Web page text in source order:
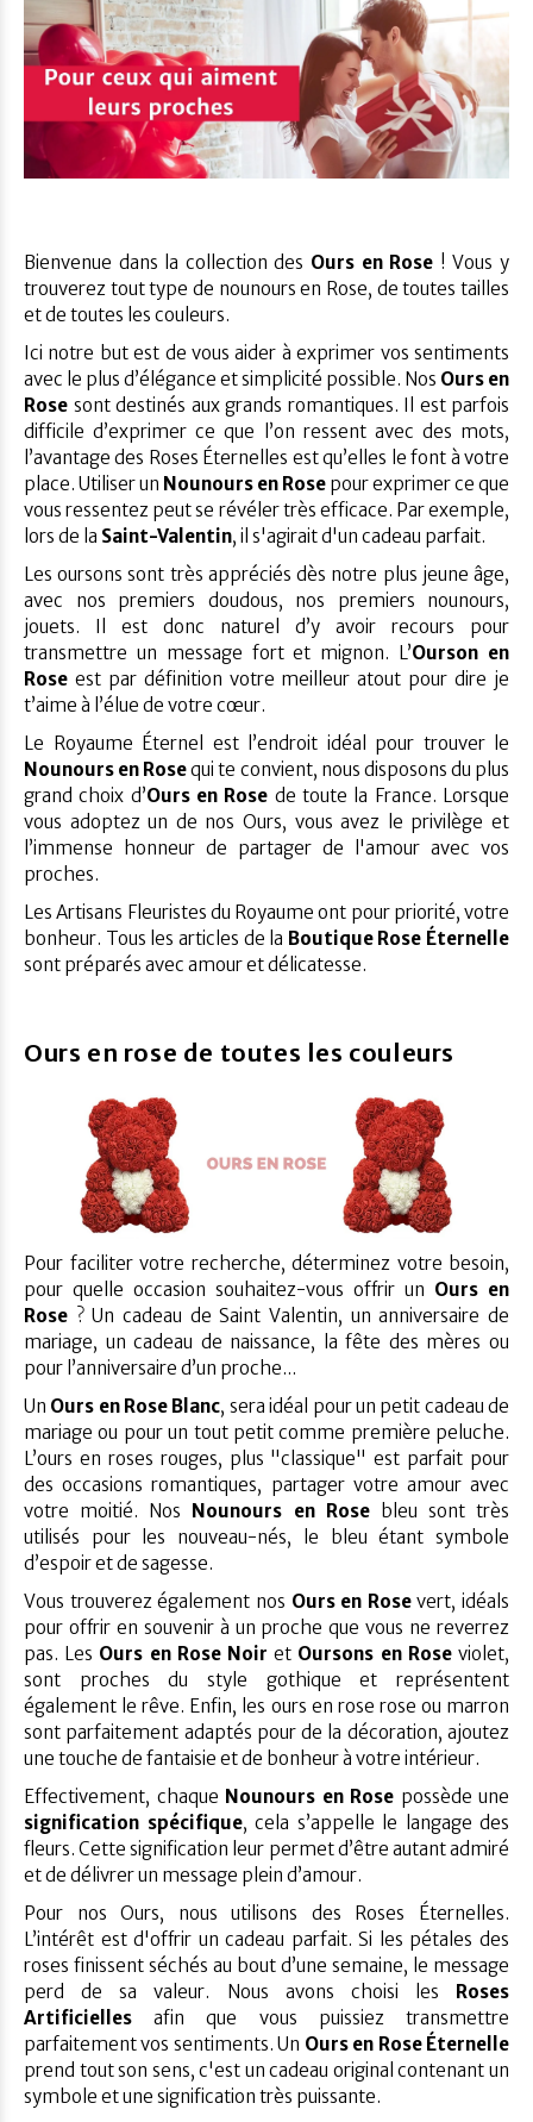
Bienvenue dans la collection des Ours en Rose ! Vous y
trouverez tout type de nounours en Rose, de toutes tailles
et de toutes les couleurs.
Ici notre but est de vous aider à exprimer vos sentiments
avec le plus d’élégance et simplicité possible. Nos Ours en
Rose sont destinés aux grands romantiques. Il est parfois
difficile d’exprimer ce que l’on ressent avec des mots,
l’avantage des Roses Éternelles est qu’elles le font à votre
place. Utiliser un Nounours en Rose pour exprimer ce que
vous ressentez peut se révéler très efficace. Par exemple,
lors de la Saint-Valentin, il s'agirait d'un cadeau parfait.
Les oursons sont très appréciés dès notre plus jeune âge,
avec nos premiers doudous, nos premiers nounours,
jouets. Il est donc naturel d’y avoir recours pour
transmettre un message fort et mignon. L’Ourson en
Rose est par définition votre meilleur atout pour dire je
t’aime à l’élue de votre cœur.
Le Royaume Éternel est l’endroit idéal pour trouver le
Nounours en Rosequi te convient, nous disposons du plus
grand choix d’Ours en Rose de toute la France. Lorsque
vous adoptez un de nos Ours, vous avez le privilège et
l’immense honneur de partager de l'amour avec vos
proches.
Les Artisans Fleuristes du Royaume ont pour priorité, votre
bonheur. Tous les articles de la Boutique Rose Éternelle
sont préparés avec amour et délicatesse.
Ours en rose de toutes les couleurs
Pour faciliter votre recherche, déterminez votre besoin,
pour quelle occasion souhaitez-vous offrir un Ours en
Rose ? Un cadeau de Saint Valentin, un anniversaire de
mariage, un cadeau de naissance, la fête des mères ou
pour l’anniversaire d’un proche...
Un Ours en Rose Blanc, sera idéal pour un petit cadeau de
mariage ou pour un tout petit comme première peluche.
L’ours en roses rouges, plus "classique" est parfait pour
des occasions romantiques, partager votre amour avec
votre moitié. Nos
Nounours en Rosebleu sont très
utilisés pour les nouveau-nés, le bleu étant symbole
d’espoir et de sagesse.
Vous trouverez également nos Ours en Rosevert, idéals
pour offrir en souvenir à un proche que vous ne reverrez
pas. Les Ours en Rose Noir et Oursons en Roseviolet,
sont proches du style gothique et représentent
également le rêve. Enfin, les ours en rose rose ou marron
sont parfaitement adaptés pour de la décoration, ajoutez
une touche de fantaisie et de bonheur à votre intérieur.
Effectivement, chaque Nounours en Rose possède une
signification spécifique, cela s’appelle le langage des
fleurs. Cette signification leur permet d’être autant admiré
et de délivrer un message plein d’amour.
Pour nos Ours, nous utilisons des Roses Éternelles.
L’intérêt est d'offrir un cadeau parfait. Si les pétales des
roses finissent séchés au bout d’une semaine, le message
perd de sa valeur. Nous avons choisi les
Roses
Artificielles afin que vous puissiez transmettre
parfaitement vos sentiments. Un Ours en Rose Éternelle
prend tout son sens, c'est un cadeau original contenant un
symbole et une signification très puissante.